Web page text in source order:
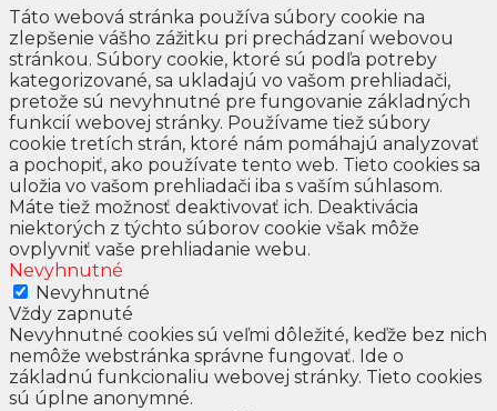
Táto webová stránka používa súbory cookie na
zlepšenie vášho zážitku pri prechádzaní webovou
stránkou. Súbory cookie, ktoré sú podľa potreby
kategorizované, sa ukladajú vo vašom prehliadači,
pretože sú nevyhnutné pre fungovanie základných
funkcií webovej stránky. Používame tiež súbory
cookie tretích strán, ktoré nám pomáhajú analyzovať
a pochopiť, ako používate tento web. Tieto cookies sa
uložia vo vašom prehliadači iba s vaším súhlasom.
Máte tiež možnosť deaktivovať ich. Deaktivácia
niektorých z týchto súborov cookie však môže
ovplyvniť vaše prehliadanie webu.
Nevyhnutné
Nevyhnutné
Vždy zapnuté
Nevyhnutné cookies sú veľmi dôležité, keďže bez nich
nemôže webstránka správne fungovať. Ide o
základnú funkcionaliu webovej stránky. Tieto cookies
sú úplne anonymné.